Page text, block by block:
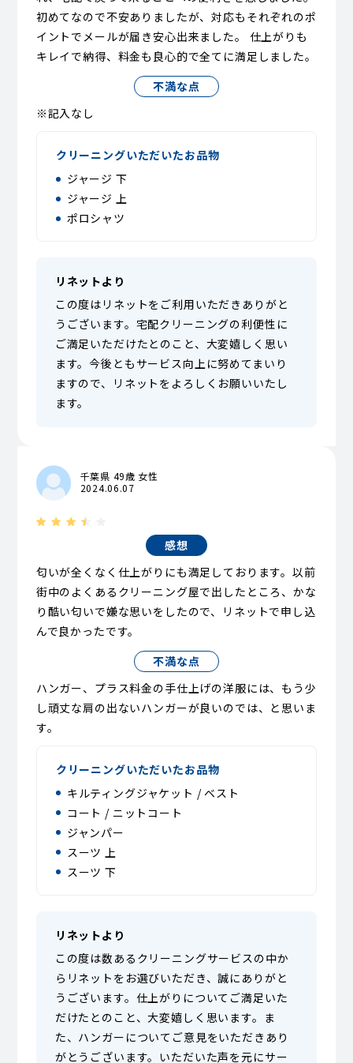
初めてなので不安ありましたが、対応もそれぞれのポ
イントでメールが届き安心出来ました。 仕上がりも
キレイで納得、料金も良心的で全てに満足しました。
不満な点
※記入なし
クリーニングいただいたお品物
ジャージ 下
ジャージ 上
ポロシャツ
リネットより
この度はリネットをご利用いただきありがと
うございます。宅配クリーニングの利便性に
ご満足いただけたとのこと、大変嬉しく思い
ます。今後ともサービス向上に努めてまいり
ますので、リネットをよろしくお願いいたし
ます。
千葉県 49歳 女性
2024.06.07
感想
匂いが全くなく仕上がりにも満足しております。以前
街中のよくあるクリーニング屋で出したところ、かな
り酷い匂いで嫌な思いをしたので、リネットで申し込
んで良かったです。
不満な点
ハンガー、プラス料金の手仕上げの洋服には、もう少
し頑丈な肩の出ないハンガーが良いのでは、と思いま
す。
クリーニングいただいたお品物
キルティングジャケット / ベスト
コート / ニットコート
ジャンパー
スーツ 上
スーツ 下
リネットより
この度は数あるクリーニングサービスの中か
らリネットをお選びいただき、誠にありがと
うございます。仕上がりについてご満足いた
だけたとのこと、大変嬉しく思います。ま
た、ハンガーについてご意見をいただきあり
がとうございます。いただいた声を元にサー